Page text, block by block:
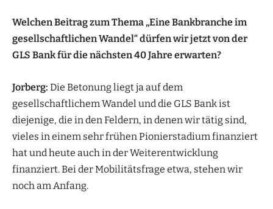
Welchen Beitrag zum Thema „Eine Bankbranche im
gesellschaftlichen Wandel“ dürfen wir jetzt von der
GLS Bank für die nächsten 40 Jahre erwarten?
Jorberg: Die Betonung liegt ja auf dem
gesellschaftlichem Wandel und die GLS Bank ist
diejenige, die in den Feldern, in denen wir tätig sind,
vieles in einem sehr frühen Pionierstadium finanziert
hat und heute auch in der Weiterentwicklung
finanziert. Bei der Mobilitätsfrage etwa, stehen wir
noch am Anfang.